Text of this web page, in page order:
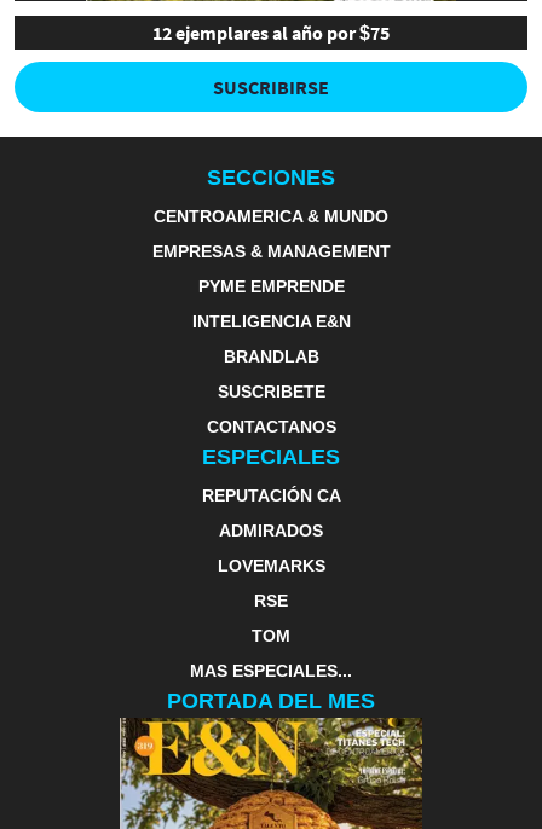
12 ejemplares al año por $75
SUSCRIBIRSE
SECCIONES
CENTROAMERICA & MUNDO
EMPRESAS & MANAGEMENT
PYME EMPRENDE
INTELIGENCIA E&N
BRANDLAB
SUSCRIBETE
CONTACTANOS
ESPECIALES
REPUTACIÓN CA
ADMIRADOS
LOVEMARKS
RSE
TOM
MAS ESPECIALES...
PORTADA DEL MES